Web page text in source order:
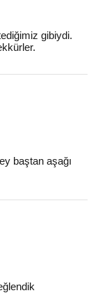
gibiydi.
baştan aşağı